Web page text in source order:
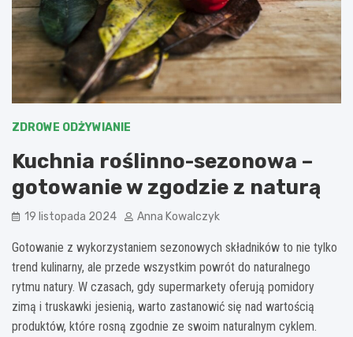
ZDROWE ODŻYWIANIE
Kuchnia roślinno-sezonowa –
gotowanie w zgodzie z naturą
19 listopada 2024 Anna Kowalczyk
Gotowanie z wykorzystaniem sezonowych składników to nie tylko
trend kulinarny, ale przede wszystkim powrót do naturalnego
rytmu natury. W czasach, gdy supermarkety oferują pomidory
zimą i truskawki jesienią, warto zastanowić się nad wartością
produktów, które rosną zgodnie ze swoim naturalnym cyklem.